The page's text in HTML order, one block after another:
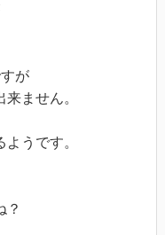
が
ません。
うです。
？